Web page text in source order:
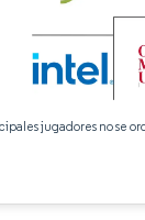
jugadores no se